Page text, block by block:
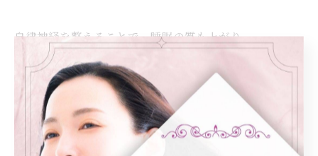
自律神経を整えることで、睡眠の質も上がり、
疲れにくく、心も軽くなっていく。
耳つぼで「整う体づくり」、今こそ始めてみませんか？